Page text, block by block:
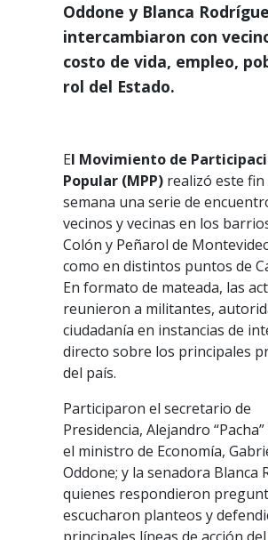
Oddone y Blanca
intercambiaron con
costo de vida, empleo,
rol del Estado.
El Movimiento de
Popular (MPP) realizó este fin
semana una serie de
vecinos y vecinas en los
Colón y Peñarol de
como en distintos puntos de
En formato de mateada, las
reunieron a militantes,
ciudadanía en instancias de
directo sobre los principales
del país.
Participaron el secretario de
Presidencia, Alejandro “Pacha”
el ministro de Economía,
Oddone; y la senadora Blanca
quienes respondieron
escucharon planteos y